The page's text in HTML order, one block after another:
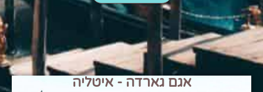
אגם גארדה - איטליה